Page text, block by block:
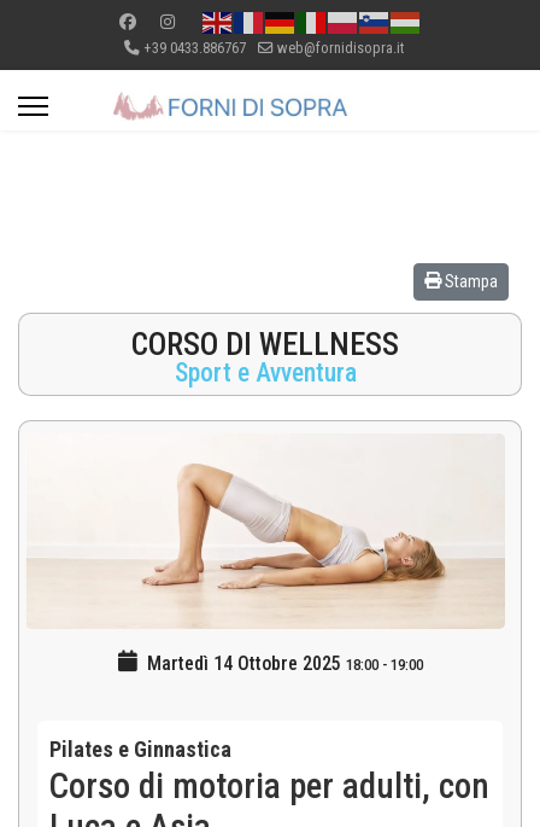
+39 0433.886767 web@fornidisopra.it
Stampa
CORSO DI WELLNESS
Sport e Avventura
Martedì 14 Ottobre 2025 18:00- 19:00
Pilates e Ginnastica
Corso di motoria per adulti, con